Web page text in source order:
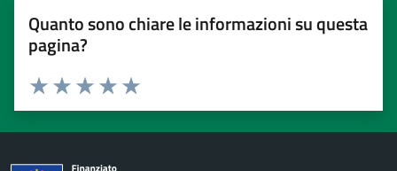
Quanto sono chiare le informazioni su questa
pagina?
Valuta 5 stelle su 5
Valuta 4 stelle su 5
Valuta 3 stelle su 5
Valuta 2 stelle su 5
Valuta 1 stelle su 5